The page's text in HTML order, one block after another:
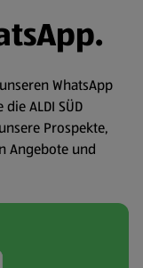
WhatsApp
ALDI SÜD
Prospekte,
Angebote und